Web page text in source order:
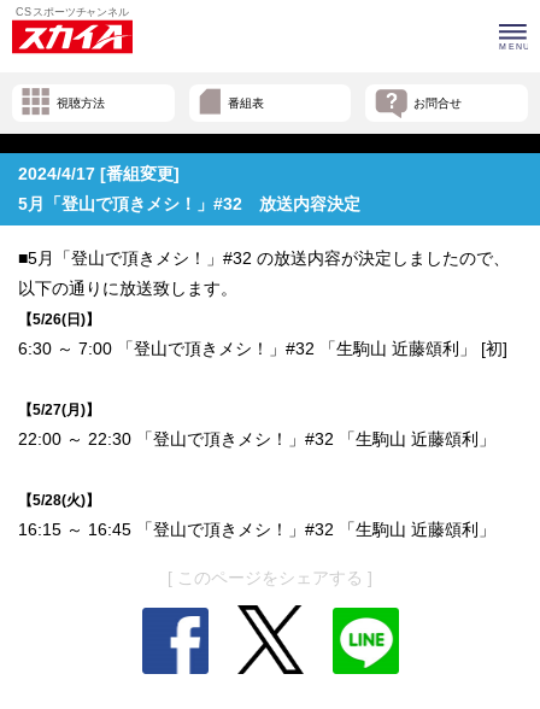
視聴方法 番組表 お問合せ
2024/4/17 [番組変更]
5月「登山で頂きメシ！」#32 放送内容決定
■5月「登山で頂きメシ！」#32 の放送内容が決定しましたので、
以下の通りに放送致します。
【5/26(日)】
6:30 ～ 7:00 「登山で頂きメシ！」#32 「生駒山 近藤頌利」 [初]
【5/27(月)】
22:00 ～ 22:30 「登山で頂きメシ！」#32 「生駒山 近藤頌利」
【5/28(火)】
16:15 ～ 16:45 「登山で頂きメシ！」#32 「生駒山 近藤頌利」
[ このページをシェアする ]